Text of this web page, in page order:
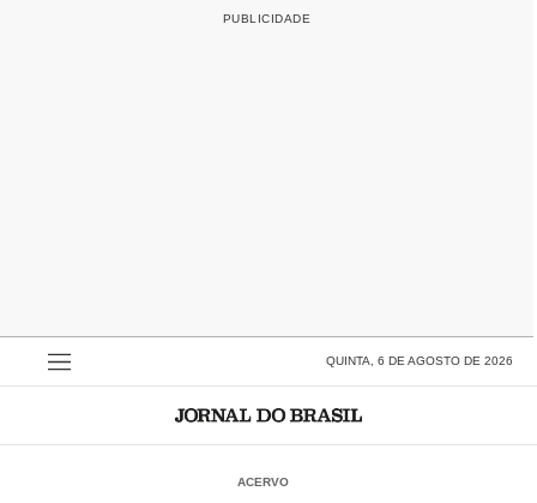
QUINTA, 6 DE AGOSTO DE 2026
ACERVO